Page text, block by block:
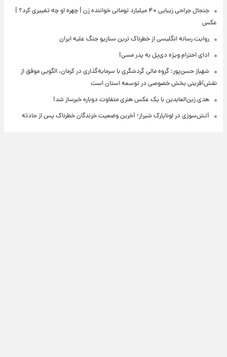
جنجال جراحی زیبایی ۴۰ میلیارد تومانی خواننده زن | چهره او چه تغییری کرد؟ |
عکس
روایت رسانه انگلیسی از خطرناک ترین سناریو جنگ علیه ایران
ادای احترام ویژه دی‌پل به پدر مسی!
شهباز حسن‌پور: گروه مالی گردشگری با سرمایه‌گذاری در کرمان، الگویی موفق از
نقش‌آفرینی بخش خصوصی در توسعه استان است
هدی زین‌العابدین با یک عکس هنری متفاوت دوباره خبرساز شد!
آتش‌سوزی در لوناپارک شیراز؛ آخرین وضعیت خزندگان خطرناک پس از حادثه